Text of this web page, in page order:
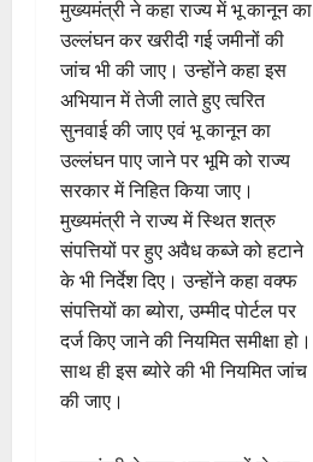
मुख्यमंत्री ने कहा राज्य में भू कानून का
उल्लंघन कर खरीदी गई जमीनों की
जांच भी की जाए। उन्होंने कहा इस
अभियान में तेजी लाते हुए त्वरित
सुनवाई की जाए एवं भू कानून का
उल्लंघन पाए जाने पर भूमि को राज्य
सरकार में निहित किया जाए।
मुख्यमंत्री ने राज्य में स्थित शत्रु
संपत्तियों पर हुए अवैध कब्जे को हटाने
के भी निर्देश दिए। उन्होंने कहा वक्फ
संपत्तियों का ब्योरा, उम्मीद पोर्टल पर
दर्ज किए जाने की नियमित समीक्षा हो।
साथ ही इस ब्योरे की भी नियमित जांच
की जाए।